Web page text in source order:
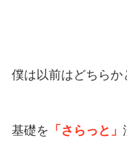
僕は以前はどちらか
基礎を 「さらっと」